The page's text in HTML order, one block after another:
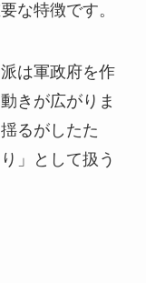
な特徴です。
は軍政府を作
きが広がりま
るがしたた
」として扱う